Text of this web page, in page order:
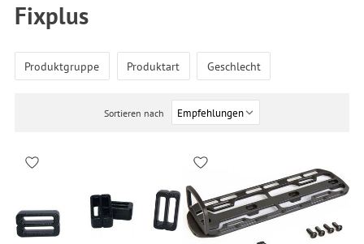
Fixplus
Produktgruppe Produktart Geschlecht
Sortieren nach